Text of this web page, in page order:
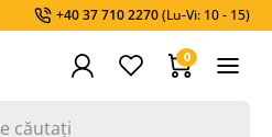
+40 37 710 2270(Lu-Vi: 10 - 15)
0